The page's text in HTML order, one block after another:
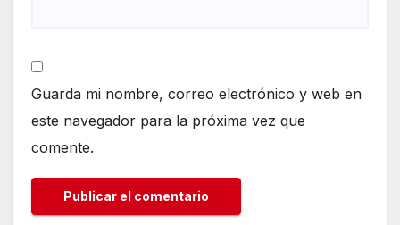
Guarda mi nombre, correo electrónico y web en
este navegador para la próxima vez que
comente.